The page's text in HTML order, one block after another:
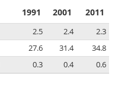
1991 2001 2011
2.5 2.4
2.3
27.6 31.4
34.8
0.3 0.4 0.6